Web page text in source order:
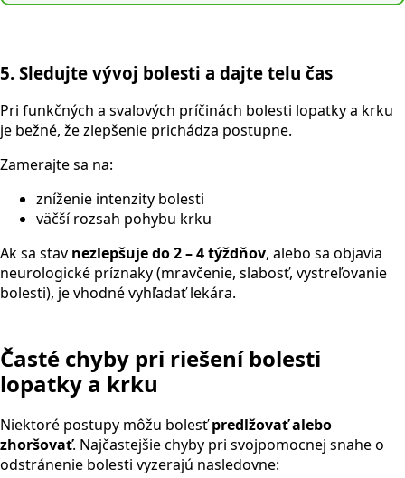
5. Sledujte vývoj bolesti a dajte telu čas
Pri funkčných a svalových príčinách bolesti lopatky a krku
je bežné, že zlepšenie prichádza postupne.
Zamerajte sa na:
zníženie intenzity bolesti
väčší rozsah pohybu krku
Ak sa stav nezlepšuje do 2 – 4 týždňov, alebo sa objavia
neurologické príznaky (mravčenie, slabosť, vystreľovanie
bolesti), je vhodné vyhľadať lekára.
Časté chyby pri riešení bolesti
lopatky a krku
Niektoré postupy môžu bolesťpredlžovať alebo
zhoršovať. Najčastejšie chyby pri svojpomocnej snahe o
odstránenie bolesti vyzerajú nasledovne: